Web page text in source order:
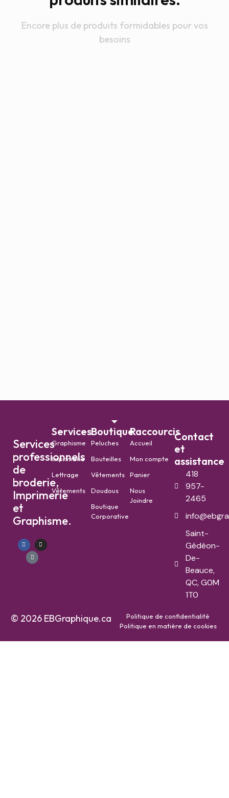
Encore plus de produits formidables pour vos
besoins
Services
professionnels
de
broderie,
Imprimerie
et
Graphisme.
Services
Graphisme
Imprimerie
Lettrage
Vêtements
Boutique
Peluches
Bouteilles
Vêtements
Doudous
Boutique
Corporative
Raccourcis
Accueil
Mon compte
Panier
Nous
Joindre
Contact
et
assistance
418
957-
2465
Saint-
Gédéon-
De-
Beauce,
QC, G0M
1T0
© 2026 EBGraphique.ca
Politique de confidentialité
Politique en matière de cookies